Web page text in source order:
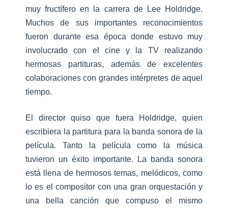
muy fructífero en la carrera de Lee Holdridge.
Muchos de sus importantes reconocimientos
fueron durante esa época donde estuvo muy
involucrado con el cine y la TV realizando
hermosas partituras, además de excelentes
colaboraciones con grandes intérpretes de aquel
tiempo.
El director quiso que fuera Holdridge, quien
escribiera la partitura para la banda sonora de la
película. Tanto la película como la música
tuvieron un éxito importante. La banda sonora
está llena de hermosos temas, melódicos, como
lo es el compositor con una gran orquestación y
una bella canción que compuso el mismo